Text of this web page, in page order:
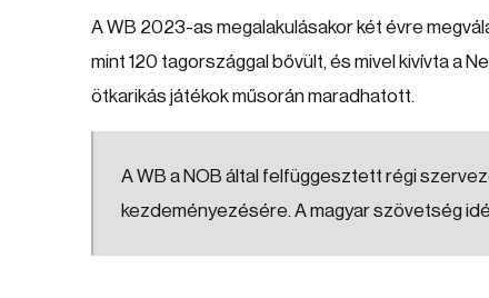
A WB 2023-as megalakulásakor két évre
mint 120 tagországgal bővült, és mivel kivívta a
ötkarikás játékok műsorán maradhatott.
A WB a NOB által felfüggesztett régi
kezdeményezésére. A magyar szövetség